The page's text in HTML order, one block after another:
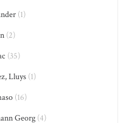
(1)
(2)
(35)
Lluys(1)
(16)
Georg (4)